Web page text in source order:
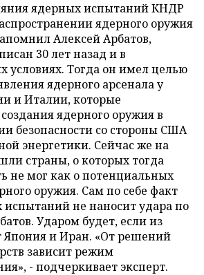
ядерных испытаний КНДР
ядерного оружия
Алексей Арбатов,
30 лет назад и в
условиях. Тогда он имел целью
ядерного арсенала у
и Италии, которые
ядерного оружия в
безопасности со стороны США
энергетики. Сейчас же на
страны, о которых тогда
не мог как о потенциальных
оружия. Сам по себе факт
испытаний не наносит удара по
Ударом будет, если из
Япония и Иран. «От решений
зависит режим
- подчеркивает эксперт.